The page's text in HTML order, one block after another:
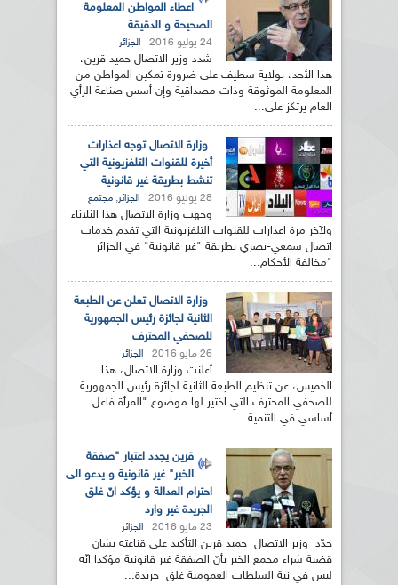
اعطاء المواطن المعلومة
الصحيحة و الدقيقة
24 يوليو 2016 الجزائر
شدد وزير الاتصال حميد قرين،
هذا الأحد، بولاية سطيف على ضرورة تمكين المواطن من
المعلومة الموثوقة وذات مصداقية وإن أسس صناعة الرأي
العام يرتكز على...
وزارة الاتصال توجه اعذارات
أخيرة للقنوات التلفزيونية التي
تنشط بطريقة غير قانونية
28 يونيو 2016 الجزائر, مجتمع
وجهت وزارة الاتصال هذا الثلاثاء
ولآخر مرة اعذارات للقنوات التلفزيونية التي تقدم خدمات
اتصال سمعي-بصري بطريقة "غير قانونية" في الجزائر
"مخالفة الأحكام...
وزارة الاتصال تعلن عن الطبعة
الثانية لجائزة رئيس الجمهورية
للصحفي المحترف
26 مايو 2016 الجزائر
أعلنت وزارة الاتصال، هذا
الخميس، عن تنظيم الطبعة الثانية لجائزة رئيس الجمهورية
للصحفي المحترف التي اختير لها موضوع "المرأة فاعل
أساسي في التنمية...
قرين يجدد اعتبار "صفقة
الخبر" غير قانونية و يدعو الى
احترام العدالة و يؤكد انّ غلق
الجريدة غير وارد
23 مايو 2016 الجزائر
جدّد وزير الاتصال حميد قرين التأكيد على قناعته بشان
قضية شراء مجمع الخبر بأنّ الصفقة غير قانونية مؤكدا انّه
ليس في نية السلطات العمومية غلق جريدة...